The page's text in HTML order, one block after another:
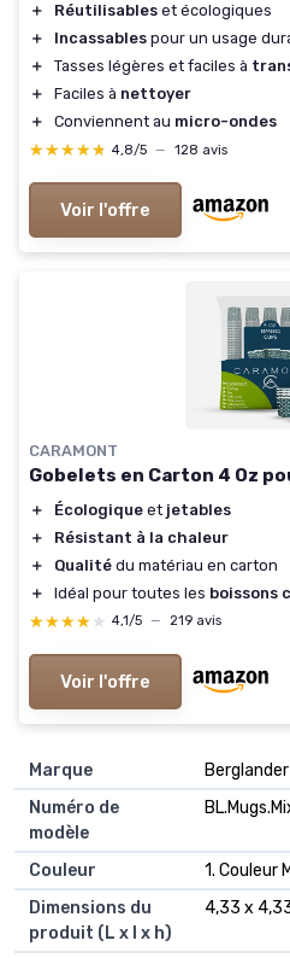
＋ Réutilisables et écologiques
＋
Incassables pour un usage
＋
Tasses légères et faciles à
＋
Faciles à nettoyer
＋
Conviennent au micro-ondes
★★★★★
★★★★★ 4,8/5 — 128 avis
Voir l'offre
CARAMONT
Gobelets en Carton 4 Oz
＋ Écologique et jetables
＋
Résistant à la chaleur
＋
Qualité du matériau en carton
＋
Idéal pour toutes les boissons
★★★★★
★★★★★ 4,1/5 — 219 avis
Voir l'offre
Marque
‎Berglander
Numéro de
modèle
Couleur
‎1. Couleur
Dimensions du
produit (L x l x h)
‎4,33 x